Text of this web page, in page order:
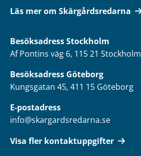
Läs mer om Skärgårdsredarna
BesöksadressStockholm
Af Pontins väg 6, 115 21 Stockholm
Besöksadress Göteborg
Kungsgatan 45, 411 15 Göteborg
E-postadress
info@skargardsredarna.se
Visa fler kontaktuppgifter